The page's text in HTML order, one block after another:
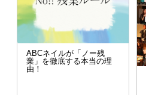
ABCネイルが「ノー残
業」を徹底する本当の理
由！